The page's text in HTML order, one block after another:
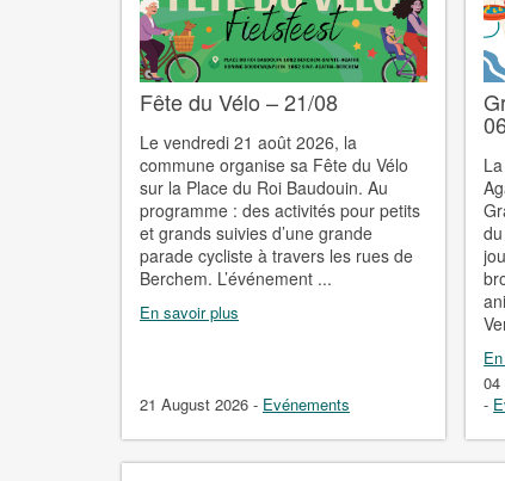
Fête du Vélo – 21/08
Le vendredi 21 août 2026, la
commune organise sa Fête du Vélo
sur la Place du Roi Baudouin. Au
programme : des activités pour petits
et grands suivies d’une grande
parade cycliste à travers les rues de
Berchem. L’événement ...
En savoir plus
21 August 2026 - Evénements
04
-